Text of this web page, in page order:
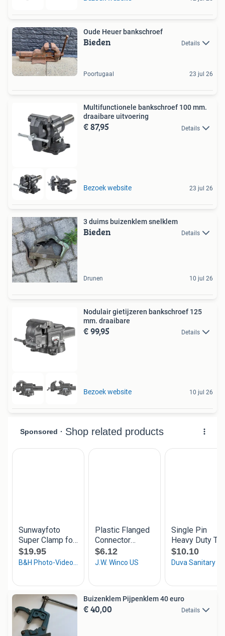
Oude Heuer bankschroef
Bieden Details
Poortugaal 23 jul 26
Multifunctionele bankschroef 100 mm.
draaibare uitvoering
€ 87,95 Details
Bezoek website 23 jul 26
3 duims buizenklem snelklem
Bieden Details
Drunen 10 jul 26
Nodulair gietijzeren bankschroef 125
mm. draaibare
€ 99,95 Details
Bezoek website 10 jul 26
Buizenklem Pijpenklem 40 euro
€ 40,00 Details